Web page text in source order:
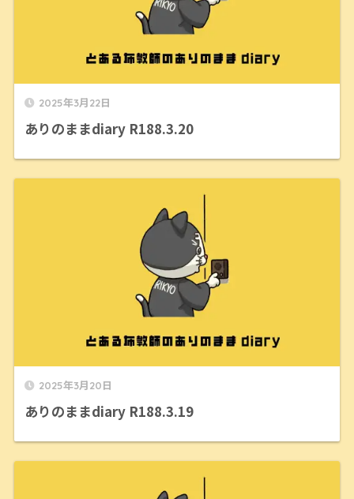
2025年3月22日
ありのままdiary R188.3.20
2025年3月20日
ありのままdiary R188.3.19